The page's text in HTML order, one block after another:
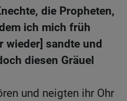
die Propheten,
ich mich früh
wieder] sandte und
diesen Gräuel
und neigten ihr Ohr